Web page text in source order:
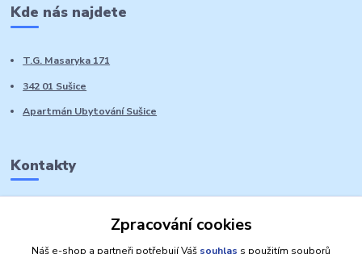
Kde nás najdete
T.G. Masaryka 171
342 01 Sušice
Apartmán Ubytování Sušice
Kontakty
Zpracování cookies
Náš e-shop a partneři potřebují Váš souhlas s použitím souborů